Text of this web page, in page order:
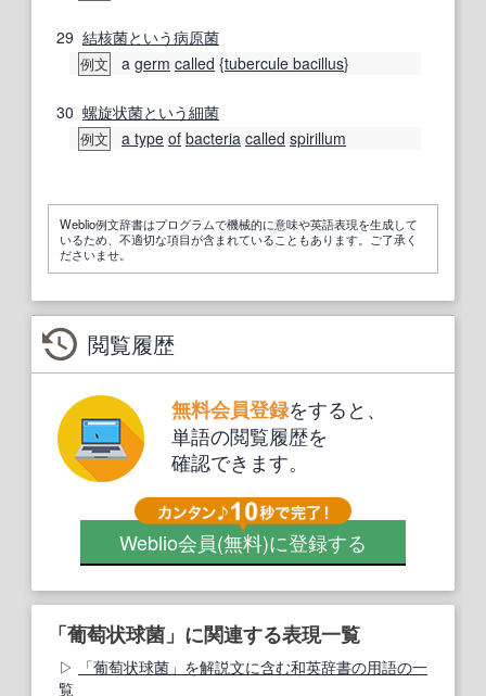
29 結核菌という病原菌
例文 a germ called {tubercule bacillus}
30 螺旋状菌という細菌
例文 a type of bacteria called spirillum
Weblio例文辞書はプログラムで機械的に意味や英語表現を生成して
いるため、不適切な項目が含まれていることもあります。ご了承く
ださいませ。
閲覧履歴
無料会員登録をすると、
単語の閲覧履歴を
確認できます。
Weblio会員(無料)に登録する
「葡萄状球菌」に関連する表現一覧
「葡萄状球菌」を解説文に含む和英辞書の用語の一
覧